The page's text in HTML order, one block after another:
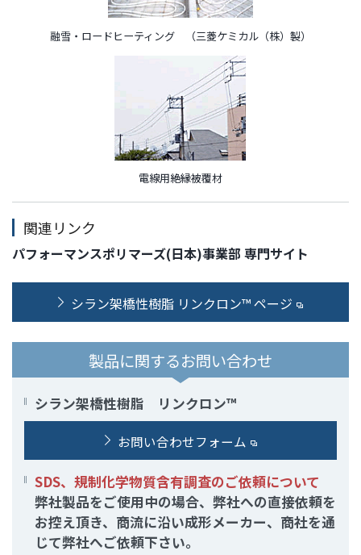
融雪・ロードヒーティング （三菱ケミカル（株）製）
電線用絶縁被覆材
関連リンク
パフォーマンスポリマーズ(日本)事業部 専門サイト
シラン架橋性樹脂 リンクロン™ ページ
製品に関するお問い合わせ
シラン架橋性樹脂 リンクロン™
お問い合わせフォーム
SDS、規制化学物質含有調査のご依頼について
弊社製品をご使用中の場合、弊社への直接依頼を
お控え頂き、商流に沿い成形メーカー、商社を通
じて弊社へご依頼下さい。